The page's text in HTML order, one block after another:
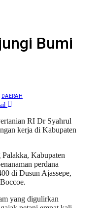
Bumi
DAERAH
RI Dr Syahrul
kerja di Kabupaten
Kabupaten
perdana
di Dusun Ajassepe,
yang digulirkan